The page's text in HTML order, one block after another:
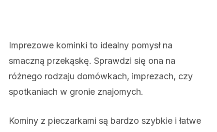
Imprezowe kominki to idealny pomysł na
smaczną przekąskę. Sprawdzi się ona na
różnego rodzaju domówkach, imprezach, czy
spotkaniach w gronie znajomych.
Kominy z pieczarkami są bardzo szybkie i łatwe